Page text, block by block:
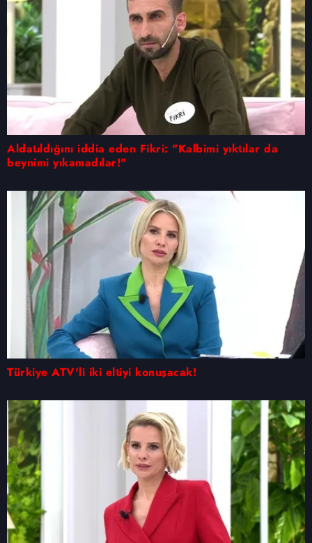
Aldatıldığını iddia eden Fikri: "Kalbimi yıktılar da
beynimi yıkamadılar!"
Türkiye ATV'li iki eltiyi konuşacak!